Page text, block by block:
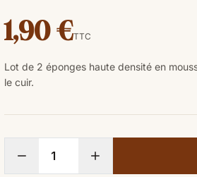
1,90 €TTC
Lot de 2 éponges haute densité en
le cuir.